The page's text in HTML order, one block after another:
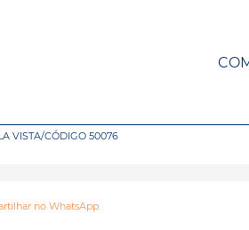
VISTA/CÓDIGO 50076
no WhatsApp